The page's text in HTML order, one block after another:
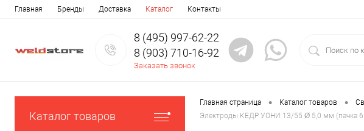
Главная Бренды Доставка Каталог Контакты
8 (495) 997-62-22
8 (903) 710-16-92
Заказать звонок
Каталог товаров
Главная страница • Каталог товаров •
Электроды КЕДР УОНИ 13/55 Ø 5,0 мм (пачка